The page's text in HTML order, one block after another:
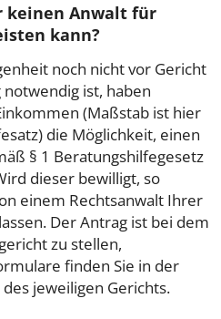
keinen Anwalt für
kann?
noch nicht vor Gericht
ist, haben
(Maßstab ist hier
die Möglichkeit, einen
§ 1 Beratungshilfegesetz
dieser bewilligt, so
einem Rechtsanwalt Ihrer
Der Antrag ist bei dem
zu stellen,
finden Sie in der
jeweiligen Gerichts.